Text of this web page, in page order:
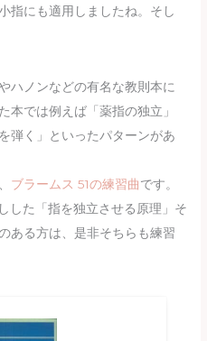
指にも適用しましたね。そし
ハノンなどの有名な教則本に
本では例えば「薬指の独立」
弾く」といったパターンがあ
ブラームス 51の練習曲です。
した「指を独立させる原理」そ
ある方は、是非そちらも練習